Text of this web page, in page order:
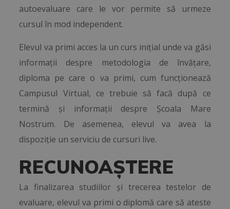
autoevaluare care le vor permite să urmeze
cursul în mod independent.
Elevul va primi acces la un curs inițial unde va găsi
informații despre metodologia de învățare,
diploma pe care o va primi, cum funcționează
Campusul Virtual, ce trebuie să facă după ce
termină și informații despre Școala Mare
Nostrum. De asemenea, elevul va avea la
dispoziție un serviciu de cursuri live.
RECUNOAȘTERE
La finalizarea studiilor și trecerea testelor de
evaluare, elevul va primi o diplomă care să ateste